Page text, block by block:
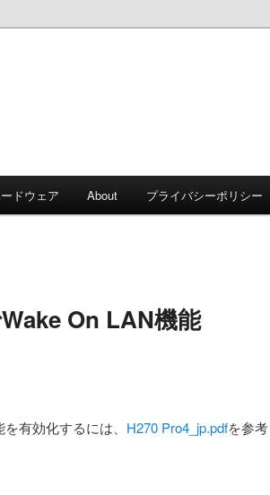
ドウェア About プライバシーポリシー
On LAN機能
有効化するには、 H270 Pro4_jp.pdfを参考